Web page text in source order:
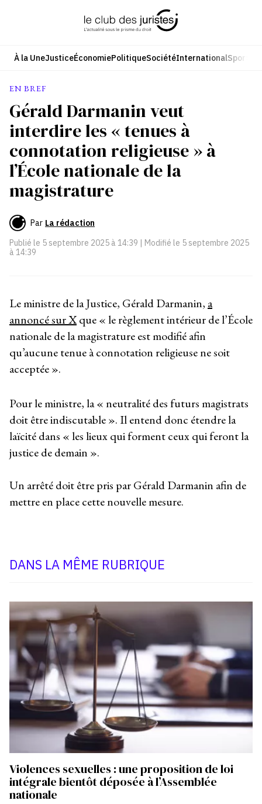
À la UneJusticeÉconomiePolitiqueSociétéInternationalSport
EN BREF
Gérald Darmanin veut
interdire les « tenues à
connotation religieuse » à
l’École nationale de la
magistrature
Par La rédaction
Publié le 5 septembre 2025 à 14:39 | Modifié le 5 septembre 2025
à 14:39
Le ministre de la Justice, Gérald Darmanin, a
annoncé sur Xque « le règlement intérieur de l’École
nationale de la magistrature est modifié afin
qu’aucune tenue à connotation religieuse ne soit
acceptée ».
Pour le ministre, la « neutralité des futurs magistrats
doit être indiscutable ». Il entend donc étendre la
laïcité dans « les lieux qui forment ceux qui feront la
justice de demain ».
Un arrêté doit être pris par Gérald Darmanin afin de
mettre en place cette nouvelle mesure.
DANS LA MÊME RUBRIQUE
Violences sexuelles : une proposition de loi
intégrale bientôt déposée à l’Assemblée
nationale